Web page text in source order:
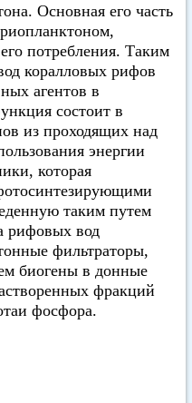
Основная его часть
потребления. Таким
коралловых рифов
агентов в
состоит в
из проходящих над
энергии
которая
таким путем
рифовых вод
фильтраторы,
биогены в донные
фракций
фосфора.